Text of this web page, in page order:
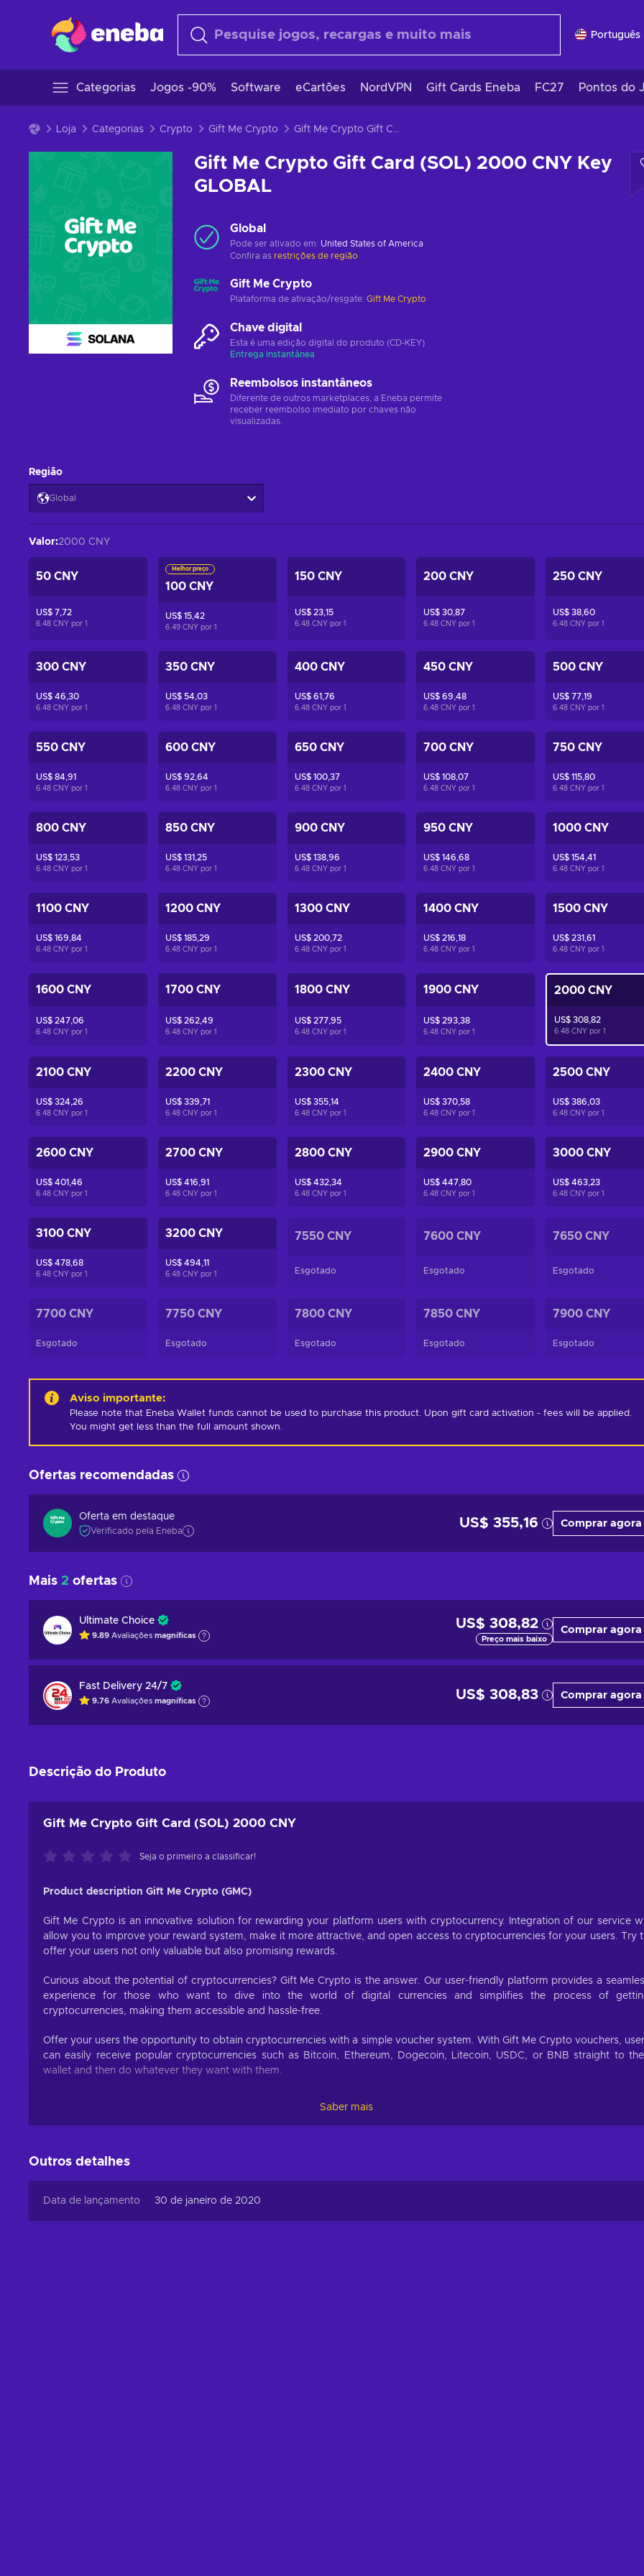
Português
Categorias Jogos -90% Software eCartões NordVPN Gift Cards Eneba FC27 Pontos do
Loja Categorias Crypto Gift Me Crypto Gift Me Crypto Gift Card (SOL) 2000 CNY Key GLOBAL
Gift Me Crypto Gift Card (SOL) 2000 CNY Key
GLOBAL
Global
Pode ser ativado em: United States of America
Confira as restrições de região
Gift Me Crypto
Plataforma de ativação/resgate: Gift Me Crypto
Chave digital
Esta é uma edição digital do produto (CD-KEY)
Entrega instantânea
Reembolsos instantâneos
Diferente de outros marketplaces, a Eneba permite
receber reembolso imediato por chaves não
visualizadas.
Região
Global
Valor:2000 CNY
50 CNY
US$ 7,72
6.48 CNY por 1
Melhor preço
100 CNY
US$ 15,42
6.49 CNY por 1
150 CNY
US$ 23,15
6.48 CNY por 1
200 CNY
US$ 30,87
6.48 CNY por1
250 CNY
US$ 38,60
6.48 CNY por1
300 CNY
US$ 46,30
6.48 CNY por 1
350 CNY
US$ 54,03
6.48 CNY por 1
400 CNY
US$ 61,76
6.48 CNY por 1
450 CNY
US$ 69,48
6.48 CNY por1
500 CNY
US$ 77,19
6.48 CNY por1
550 CNY
US$ 84,91
6.48 CNY por 1
600 CNY
US$ 92,64
6.48 CNY por 1
650 CNY
US$ 100,37
6.48 CNY por 1
700 CNY
US$ 108,07
6.48 CNY por1
750 CNY
US$ 115,80
6.48 CNY por1
800 CNY
US$ 123,53
6.48 CNY por 1
850 CNY
US$ 131,25
6.48 CNY por 1
900 CNY
US$ 138,96
6.48 CNY por 1
950 CNY
US$ 146,68
6.48 CNY por1
1000 CNY
US$ 154,41
6.48 CNY por1
1100 CNY
US$ 169,84
6.48 CNY por 1
1200 CNY
US$ 185,29
6.48 CNY por 1
1300 CNY
US$ 200,72
6.48 CNY por 1
1400 CNY
US$ 216,18
6.48 CNY por1
1500 CNY
US$ 231,61
6.48 CNY por1
1600 CNY
US$ 247,06
6.48 CNY por 1
1700 CNY
US$ 262,49
6.48 CNY por 1
1800 CNY
US$ 277,95
6.48 CNY por 1
1900 CNY
US$ 293,38
6.48 CNY por1
2000 CNY
US$ 308,82
6.48 CNY por1
2100 CNY
US$ 324,26
6.48 CNY por 1
2200 CNY
US$ 339,71
6.48 CNY por 1
2300 CNY
US$ 355,14
6.48 CNY por 1
2400 CNY
US$ 370,58
6.48 CNY por1
2500 CNY
US$ 386,03
6.48 CNY por1
2600 CNY
US$ 401,46
6.48 CNY por 1
2700 CNY
US$ 416,91
6.48 CNY por 1
2800 CNY
US$ 432,34
6.48 CNY por 1
2900 CNY
US$ 447,80
6.48 CNY por1
3000 CNY
US$ 463,23
6.48 CNY por1
3100 CNY
US$ 478,68
6.48 CNY por 1
3200 CNY
US$ 494,11
6.48 CNY por 1
7550 CNY
Esgotado
7600 CNY
Esgotado
7650 CNY
Esgotado
7700 CNY
Esgotado
7750 CNY
Esgotado
7800 CNY
Esgotado
7850 CNY
Esgotado
7900 CNY
Esgotado
Aviso importante:
Please note that Eneba Wallet funds cannot be used to purchase this product. Upon gift card activation - fees will be applied.
You might get less than the full amount shown.
Ofertas recomendadas
Oferta em destaque
Verificado pela Eneba
US$ 355,16 Comprar agora
Mais 2 ofertas
Ultimate Choice
9.89 Avaliações magníficas
US$ 308,82
Preço mais baixo
Comprar agora
Fast Delivery 24/7
9.76 Avaliações magníficas US$ 308,83 Comprar agora
Descrição do Produto
Gift Me Crypto Gift Card (SOL) 2000 CNY
Seja o primeiro a classificar!
Product description Gift Me Crypto (GMC)
Gift Me Crypto is an innovative solution for rewarding your platform users with cryptocurrency. Integration of our service
allow you to improve your reward system, make it more attractive, and open access to cryptocurrencies for your users. Try
offer your users not only valuable but also promising rewards.
Curious about the potential of cryptocurrencies? Gift Me Crypto is the answer. Our user-friendly platform provides a
experience for those who want to dive into the world of digital currencies and simplifies the process of
cryptocurrencies, making them accessible and hassle-free.
Offer your users the opportunity to obtain cryptocurrencies with a simple voucher system. With Gift Me Crypto vouchers,
can easily receive popular cryptocurrencies such as Bitcoin, Ethereum, Dogecoin, Litecoin, USDC, or BNB straight to
wallet and then do whatever they want with them.
1. Click on top right button on “redeem voucher”,
4. Pick the desired crypto between 8 of the most popular crypto,
5. Enter your wallet address and click on redeem,
Saber mais
Outros detalhes
Data de lançamento 30 de janeiro de 2020